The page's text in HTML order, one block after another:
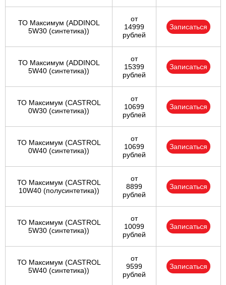
ТО Максимум (ADDINOL
5W30 (синтетика))
от
14999
рублей
Записаться
ТО Максимум (ADDINOL
5W40 (синтетика))
от
15399
рублей
Записаться
ТО Максимум (CASTROL
0W30 (синтетика))
от
10699
рублей
Записаться
ТО Максимум (CASTROL
0W40 (синтетика))
от
10699
рублей
Записаться
ТО Максимум (CASTROL
10W40 (полусинтетика))
от
8899
рублей
Записаться
ТО Максимум (CASTROL
5W30 (синтетика))
от
10099
рублей
Записаться
ТО Максимум (CASTROL
5W40 (синтетика))
от
9599
рублей
Записаться